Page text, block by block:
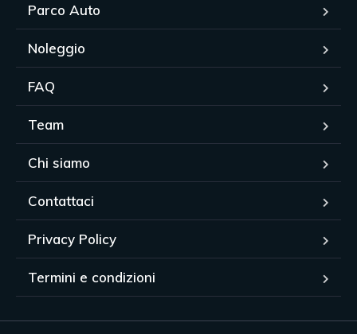
Parco Auto
Noleggio
FAQ
Team
Chi siamo
Contattaci
Privacy Policy
Termini e condizioni